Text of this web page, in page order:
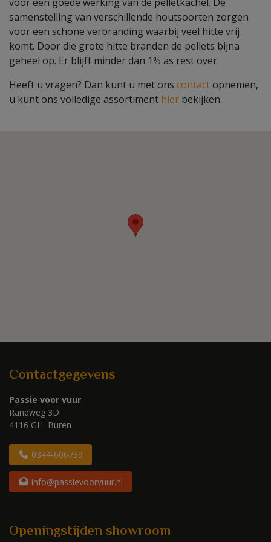
samenstelling van verschillende houtsoorten zorgen
voor een schone verbranding waarbij veel hitte vrij
komt. Door die grote hitte branden de pellets bijna
geheel op. Er blijft minder dan 1% as rest over.
Heeft u vragen? Dan kunt u met ons contactopnemen,
u kunt ons volledige assortiment hier bekijken.
Contactgegevens
Passie voor vuur
Randweg 3D
4116 GH Buren
0344-606739
info@passievoorvuur.nl
Openingstijden showroom